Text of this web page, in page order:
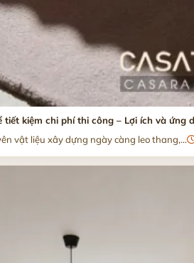
tiết kiệm chi phí thi công – Lợi ích và ứng
vật liệu xây dựng ngày càng leo thang,...